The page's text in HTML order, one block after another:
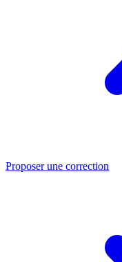
Proposer une correction